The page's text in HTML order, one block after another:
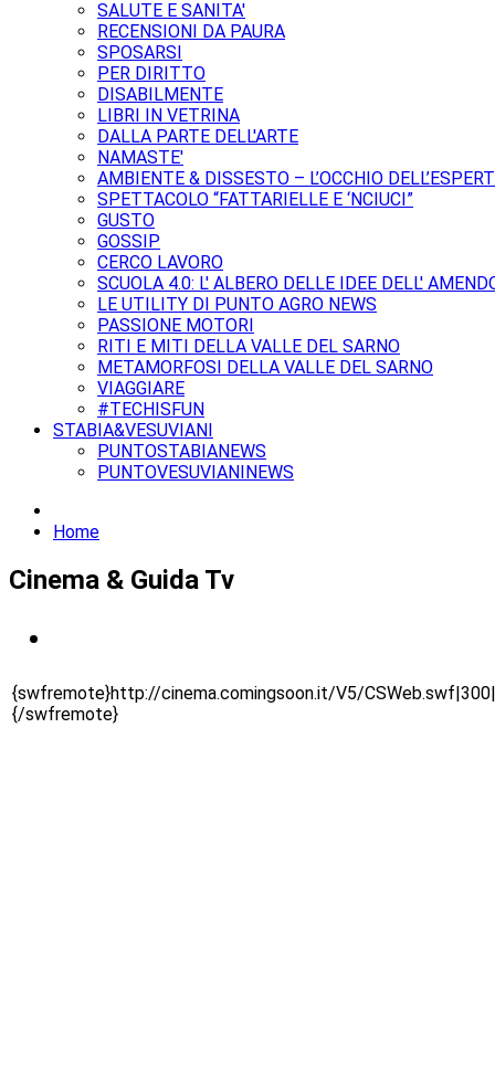
SALUTE E SANITA'
RECENSIONI DA PAURA
SPOSARSI
PER DIRITTO
DISABILMENTE
LIBRI IN VETRINA
DALLA PARTE DELL'ARTE
NAMASTE'
AMBIENTE & DISSESTO – L’OCCHIO
SPETTACOLO “FATTARIELLE E ‘NCIUCI”
GUSTO
GOSSIP
CERCO LAVORO
SCUOLA 4.0: L' ALBERO DELLE IDEE DELL'
LE UTILITY DI PUNTO AGRO NEWS
PASSIONE MOTORI
RITI E MITI DELLA VALLE DEL SARNO
METAMORFOSI DELLA VALLE DEL SARNO
VIAGGIARE
#TECHISFUN
STABIA&VESUVIANI
PUNTOSTABIANEWS
PUNTOVESUVIANINEWS
Home
Cinema & Guida Tv
{swfremote}http://cinema.comingsoon.it/V5/
{/swfremote}